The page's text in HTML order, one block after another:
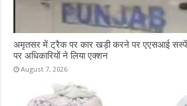
अमृतसर में ट्रैक पर कार खड़ी करने पर एएसआई सस्पेंड:
पर अधिकारियों ने लिया एक्शन
August 7, 2026